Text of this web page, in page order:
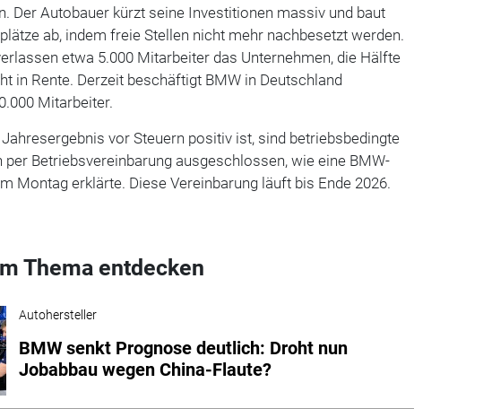
Der Autobauer kürzt seine Investitionen massiv und baut
ab, indem freie Stellen nicht mehr nachbesetzt werden.
etwa 5.000 Mitarbeiter das Unternehmen, die Hälfte
in Rente. Derzeit beschäftigt BMW in Deutschland
Mitarbeiter.
vor Steuern positiv ist, sind betriebsbedingte
per Betriebsvereinbarung ausgeschlossen, wie eine BMW-
Montag erklärte. Diese Vereinbarung läuft bis Ende 2026.
Thema entdecken
Autohersteller
BMW senkt Prognose deutlich: Droht nun
Jobabbau wegen China-Flaute?